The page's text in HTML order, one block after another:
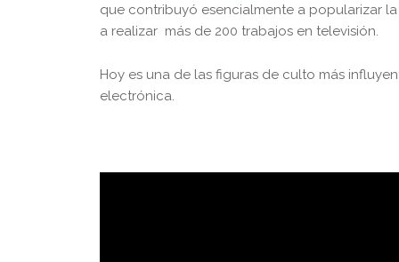
que contribuyó esencialmente a popularizar
a realizar más de 200 trabajos en televisión.
Hoy es una de las figuras de culto más
electrónica.